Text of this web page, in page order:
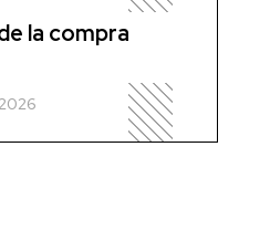
la compra